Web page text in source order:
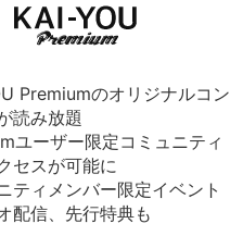
Premiumのオリジナルコン
読み放題
ユーザー限定コミュニティ
セスが可能に
ティメンバー限定イベント
配信、先行特典も